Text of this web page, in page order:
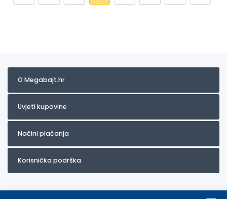
O Megabajt.hr
Uvjeti kupovine
Načini plaćanja
Korisnička podrška